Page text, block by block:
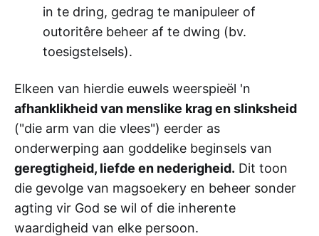
in te dring, gedrag te manipuleer of
outoritêre beheer af te dwing (bv.
toesigstelsels).
Elkeen van hierdie euwels weerspieël 'n
afhanklikheid van menslike krag en slinksheid
("die arm van die vlees") eerder as
onderwerping aan goddelike beginsels van
geregtigheid, liefde en nederigheid. Dit toon
die gevolge van magsoekery en beheer sonder
agting vir God se wil of die inherente
waardigheid van elke persoon.